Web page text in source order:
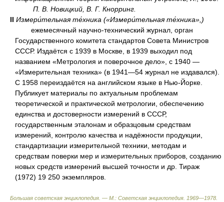
П. В. Новицкий, В. Г. Кнорринг.
II Измери́тельная те́хника («Измери́тельная те́хника»,)
ежемесячный научно-технический журнал, орган
Государственного комитета стандартов Совета Министров
СССР. Издаётся с 1939 в Москве, в 1939 выходил под
названием «Метрология и поверочное дело», с 1940 —
«Измерительная техника» (в 1941—54 журнал не издавался).
С 1958 переиздаётся на английском языке в Нью-Йорке.
Публикует материалы по актуальным проблемам
теоретической и практической метрологии, обеспечению
единства и достоверности измерений в СССР,
государственным эталонам и образцовым средствам
измерений, контролю качества и надёжности продукции,
стандартизации измерительной техники, методам и
средствам поверки мер и измерительных приборов, созданию
новых средств измерений высшей точности и др. Тираж
(1972) 19 250 экземпляров.
Большая советская энциклопедия. — М.: Советская энциклопедия 1969—1978